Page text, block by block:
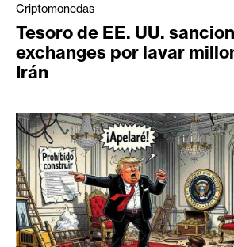
Criptomonedas
Tesoro de EE. UU.
exchanges por lavar
Irán